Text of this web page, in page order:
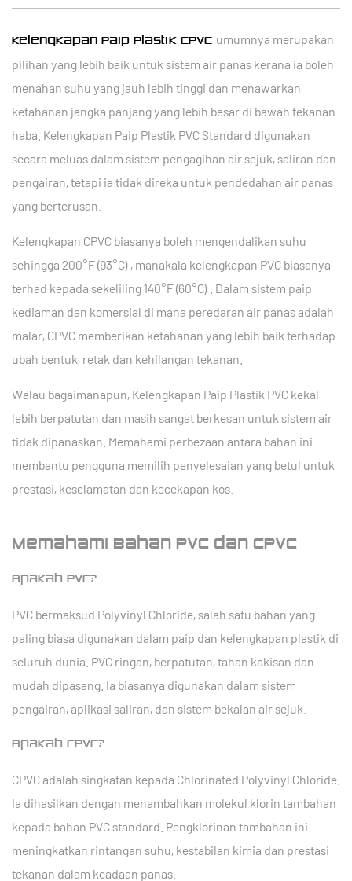
Kelengkapan Paip Plastik CPVC umumnya merupakan
pilihan yang lebih baik untuk sistem air panas kerana ia boleh
menahan suhu yang jauh lebih tinggi dan menawarkan
ketahanan jangka panjang yang lebih besar di bawah tekanan
haba. Kelengkapan Paip Plastik PVC Standard digunakan
secara meluas dalam sistem pengagihan air sejuk, saliran dan
pengairan, tetapi ia tidak direka untuk pendedahan air panas
yang berterusan.
Kelengkapan CPVC biasanya boleh mengendalikan suhu
sehingga 200°F (93°C) , manakala kelengkapan PVC biasanya
terhad kepada sekeliling140°F (60°C) . Dalam sistem paip
kediaman dan komersial di mana peredaran air panas adalah
malar, CPVC memberikan ketahanan yang lebih baik terhadap
ubah bentuk, retak dan kehilangan tekanan.
Walau bagaimanapun, Kelengkapan Paip Plastik PVC kekal
lebih berpatutan dan masih sangat berkesan untuk sistem air
tidak dipanaskan. Memahami perbezaan antara bahan ini
membantu pengguna memilih penyelesaian yang betul untuk
prestasi, keselamatan dan kecekapan kos.
Memahami Bahan PVC dan CPVC
Apakah PVC?
PVC bermaksud Polyvinyl Chloride, salah satu bahan yang
paling biasa digunakan dalam paip dan kelengkapan plastik di
seluruh dunia. PVC ringan, berpatutan, tahan kakisan dan
mudah dipasang. Ia biasanya digunakan dalam sistem
pengairan, aplikasi saliran, dan sistem bekalan air sejuk.
Apakah CPVC?
CPVC adalah singkatan kepada Chlorinated Polyvinyl Chloride.
Ia dihasilkan dengan menambahkan molekul klorin tambahan
kepada bahan PVC standard. Pengklorinan tambahan ini
meningkatkan rintangan suhu, kestabilan kimia dan prestasi
tekanan dalam keadaan panas.